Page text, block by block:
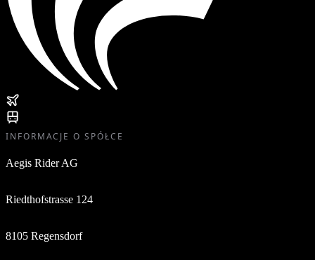
INFORMACJE O SPÓŁCE
Aegis Rider AG
Riedthofstrasse 124
8105 Regensdorf